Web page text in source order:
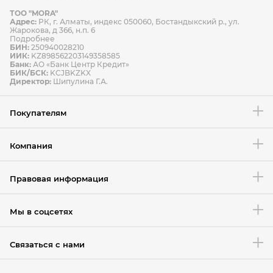
Способы оплаты Способы доставки
Условия возврата товара
ТОО "MORA"
Адрес: РК, г. Алматы, индекс 050060, Бостандыкский р., ул.
Жарокова, д 366, н.п. 6
Подробнее
БИН: 250940028210
ИИК: KZ898562203149358585
Банк: АО «Банк Центр Кредит»
БИК/БСК: KCJBKZKX
Директор: Шипулина Г.А.
Покупателям
Компания
Правовая информация
Мы в соцсетях
Связаться с нами